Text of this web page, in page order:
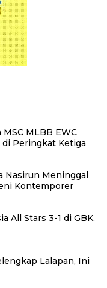
MSC MLBB EWC
Peringkat Ketiga
Nasirun Meninggal
Kontemporer
All Stars 3-1 di GBK,
Lalapan, Ini